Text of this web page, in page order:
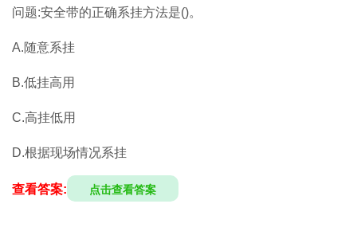
问题:安全带的正确系挂方法是()。
A.随意系挂
B.低挂高用
C.高挂低用
D.根据现场情况系挂
查看答案: 点击查看答案